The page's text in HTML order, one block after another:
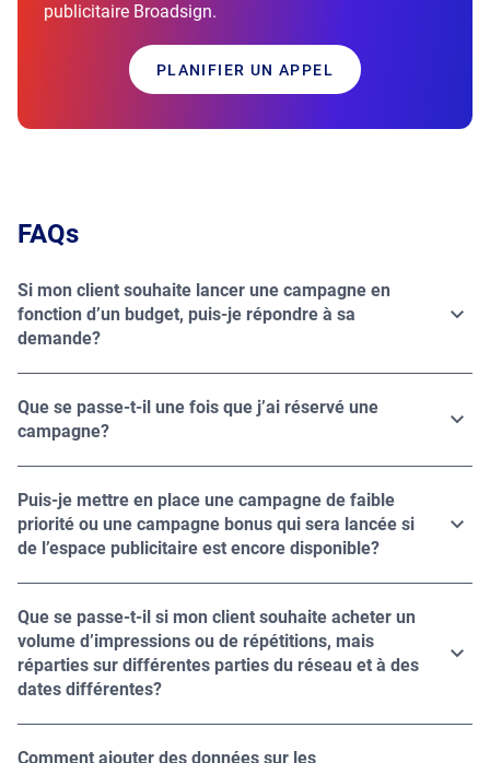
publicitaire Broadsign.
PLANIFIER UN APPEL
FAQs
Si mon client souhaite lancer une campagne en
fonction d’un budget, puis-je répondre à sa
demande?
façon possible, tant pour vous que pour vos clients. Qu’un
acheteur souhaite une campagne fixe ou flexible, vous
en savoir plus sur les différents types de campagnes
proposées,cliquez ici.
Que se passe-t-il une fois que j’ai réservé une
campagne?
que les campagnes que vous réservez seront
automatiquement programmées. Vos planificateurs
médias et vos équipes d’opérations publicitaires auront
Puis-je mettre en place une campagne de faible
priorité ou une campagne bonus qui sera lancée si
de l’espace publicitaire est encore disponible?
stratégiquement désigner une campagne comme
non prioritaire et l’affecter à des écrans précis en un simple
clic.
Que se passe-t-il si mon client souhaite acheter un
volume d’impressions ou de répétitions, mais
réparties sur différentes parties du réseau et à des
dates différentes?
Comment ajouter des données sur les